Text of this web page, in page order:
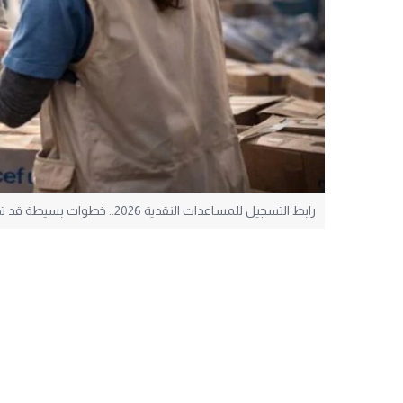
رابط التسجيل للمساعدات النقدية 2026.. خطوات بسيطة قد تضمن لك الاستفادة